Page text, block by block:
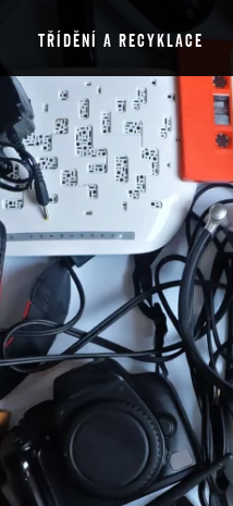
TŘÍDĚNÍ A RECYKLACE